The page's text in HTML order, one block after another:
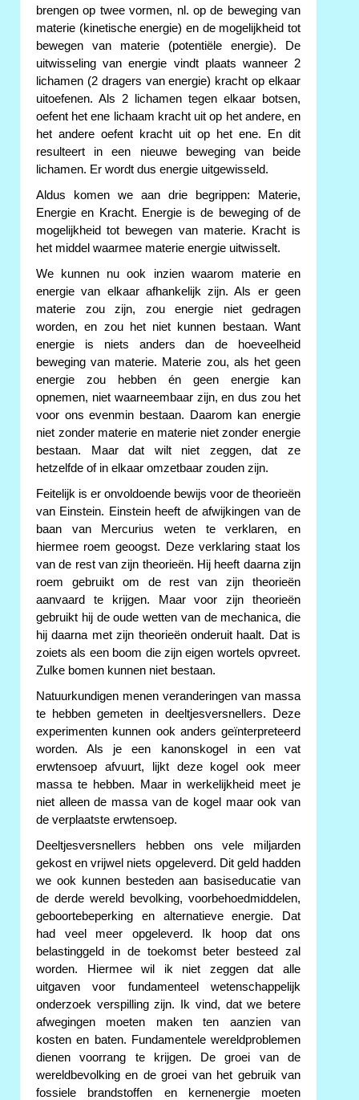
brengen op twee vormen, nl. op de beweging van
materie (kinetische energie) en de mogelijkheid tot
bewegen van materie (potentiële energie). De
uitwisseling van energie vindt plaats wanneer 2
lichamen (2 dragers van energie) kracht op elkaar
uitoefenen. Als 2 lichamen tegen elkaar botsen,
oefent het ene lichaam kracht uit op het andere, en
het andere oefent kracht uit op het ene. En dit
resulteert in een nieuwe beweging van beide
lichamen. Er wordt dus energie uitgewisseld.
Aldus komen we aan drie begrippen: Materie,
Energie en Kracht. Energie is de beweging of de
mogelijkheid tot bewegen van materie. Kracht is
het middel waarmee materie energie uitwisselt.
We kunnen nu ook inzien waarom materie en
energie van elkaar afhankelijk zijn. Als er geen
materie zou zijn, zou energie niet gedragen
worden, en zou het niet kunnen bestaan. Want
energie is niets anders dan de hoeveelheid
beweging van materie. Materie zou, als het geen
energie zou hebben én geen energie kan
opnemen, niet waarneembaar zijn, en dus zou het
voor ons evenmin bestaan. Daarom kan energie
niet zonder materie en materie niet zonder energie
bestaan. Maar dat wilt niet zeggen, dat ze
hetzelfde of in elkaar omzetbaar zouden zijn.
Feitelijk is er onvoldoende bewijs voor de theorieën
van Einstein. Einstein heeft de afwijkingen van de
baan van Mercurius weten te verklaren, en
hiermee roem geoogst. Deze verklaring staat los
van de rest van zijn theorieën. Hij heeft daarna zijn
roem gebruikt om de rest van zijn theorieën
aanvaard te krijgen. Maar voor zijn theorieën
gebruikt hij de oude wetten van de mechanica, die
hij daarna met zijn theorieën onderuit haalt. Dat is
zoiets als een boom die zijn eigen wortels opvreet.
Zulke bomen kunnen niet bestaan.
Natuurkundigen menen veranderingen van massa
te hebben gemeten in deeltjesversnellers. Deze
experimenten kunnen ook anders geïnterpreteerd
worden. Als je een kanonskogel in een vat
erwtensoep afvuurt, lijkt deze kogel ook meer
massa te hebben. Maar in werkelijkheid meet je
niet alleen de massa van de kogel maar ook van
de verplaatste erwtensoep.
Deeltjesversnellers hebben ons vele miljarden
gekost en vrijwel niets opgeleverd. Dit geld hadden
we ook kunnen besteden aan basiseducatie van
de derde wereld bevolking, voorbehoedmiddelen,
geboortebeperking en alternatieve energie. Dat
had veel meer opgeleverd. Ik hoop dat ons
belastinggeld in de toekomst beter besteed zal
worden. Hiermee wil ik niet zeggen dat alle
uitgaven voor fundamenteel wetenschappelijk
onderzoek verspilling zijn. Ik vind, dat we betere
afwegingen moeten maken ten aanzien van
kosten en baten. Fundamentele wereldproblemen
dienen voorrang te krijgen. De groei van de
wereldbevolking en de groei van het gebruik van
fossiele brandstoffen en kernenergie moeten